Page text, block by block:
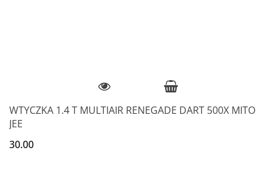
WTYCZKA 1.4 T MULTIAIR RENEGADE DART 500X MITO
JEE
30.00